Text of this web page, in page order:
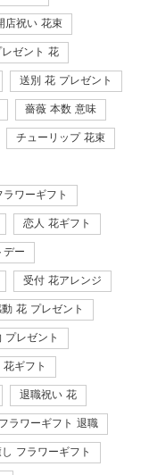
店祝い 花束
ゼント 花
送別 花 プレゼント
薔薇 本数 意味
チューリップ 花束
ワーギフト
恋人 花ギフト
デー
受付 花アレンジ
動 花 プレゼント
プレゼント
ギフト
退職祝い 花
フラワーギフト 退職
し フラワーギフト